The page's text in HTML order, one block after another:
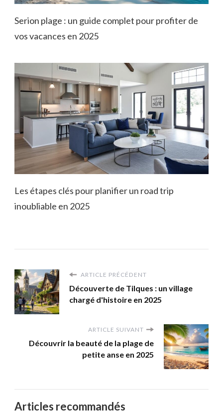
Serion plage : un guide complet pour profiter de
vos vacances en 2025
Les étapes clés pour planifier un road trip
inoubliable en 2025
ARTICLE PRÉCÉDENT
Découverte de Tilques : un village
chargé d'histoire en 2025
ARTICLE SUIVANT
Découvrir la beauté de la plage de
petite anse en 2025
Articles recommandés